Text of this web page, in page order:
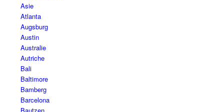
Asie
Atlanta
Augsburg
Austin
Australie
Autriche
Bali
Baltimore
Bamberg
Barcelona